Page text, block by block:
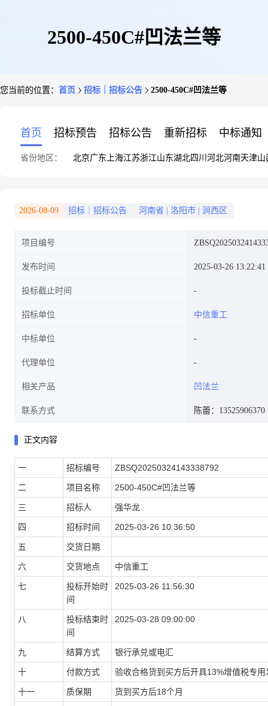
2500-450C#凹法兰等
您当前的位置： 首页 招标｜招标公告 2500-450C#凹法兰等
首页 招标预告 招标公告 重新招标 中标通知
省份地区： 北京广东 上海江苏浙江山东湖北四川 河北河南天津山
2026-08-09 招标｜招标公告 河南省 洛阳市 涧西区
项目编号
发布时间 2025-03-26 13:22:41
投标截止时间
招标单位 中信重工
中标单位
代理单位
相关产品 凹法兰
联系方式 陈蕾：13525906370
正文内容
一 招标编号 ZBSQ20250324143338792
二 项目名称 2500-450C#凹法兰等
三 招标人 强华龙
四 招标时间 2025-03-26 10:36:50
五 交货日期
六 交货地点 中信重工
七
投标开始时
间
2025-03-26 11:56:30
八
投标结束时
间
2025-03-28 09:00:00
九 结算方式 银行承兑或电汇
十 付款方式 验收合格货到买方后开具13%增值税专
十一 质保期 货到买方后18个月